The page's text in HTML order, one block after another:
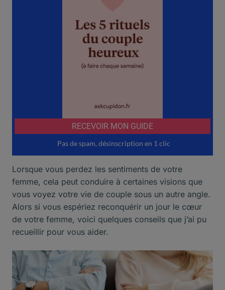
Lorsque vous perdez les sentiments de votre
femme, cela peut conduire à certaines visions que
vous voyez votre vie de couple sous un autre angle.
Alors si vous espériez reconquérir un jour le cœur
de votre femme, voici quelques conseils que j’ai pu
recueillir pour vous aider.